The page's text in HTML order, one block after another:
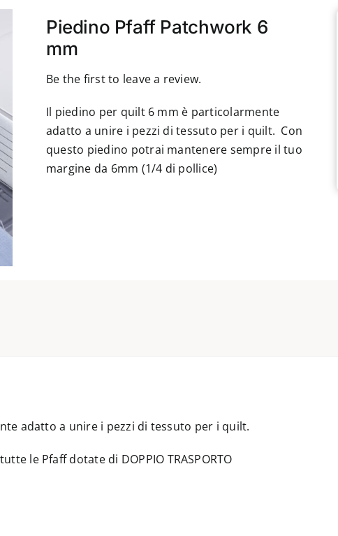
Piedino Pfaff Patchwork 6
mm
Be the first to leave a review.
Il piedino per quilt 6 mm è particolarmente
adatto a unire i pezzi di tessuto per i quilt. Con
questo piedino potrai mantenere sempre il tuo
margine da 6mm (1/4 di pollice)
adatto a unire i pezzi di tessuto per i quilt.
le Pfaff dotate di DOPPIO TRASPORTO